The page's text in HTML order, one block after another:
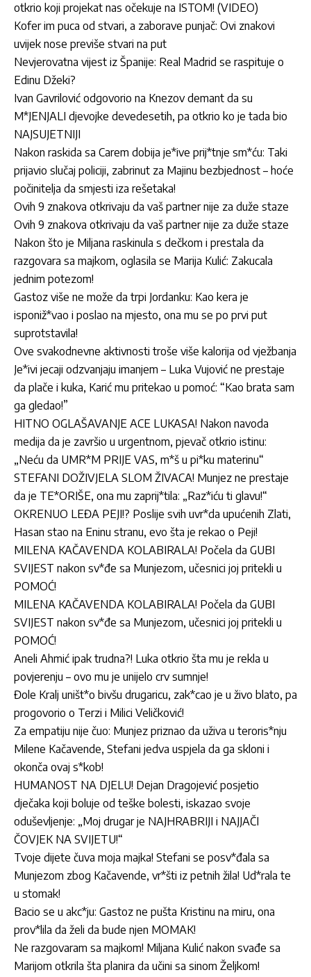
otkrio koji projekat nas očekuje na ISTOM! (VIDEO)
Kofer im puca od stvari, a zaborave punjač: Ovi znakovi
uvijek nose previše stvari na put
Nevjerovatna vijest iz Španije: Real Madrid se raspituje o
Edinu Džeki?
Ivan Gavrilović odgovorio na Knezov demant da su
M*JENJALI djevojke devedesetih, pa otkrio ko je tada bio
NAJSUJETNIJI
Nakon raskida sa Carem dobija je*ive prij*tnje sm*ću: Taki
prijavio slučaj policiji, zabrinut za Majinu bezbjednost – hoće
počinitelja da smjesti iza rešetaka!
Ovih 9 znakova otkrivaju da vaš partner nije za duže staze
Ovih 9 znakova otkrivaju da vaš partner nije za duže staze
Nakon što je Miljana raskinula s dečkom i prestala da
razgovara sa majkom, oglasila se Marija Kulić: Zakucala
jednim potezom!
Gastoz više ne može da trpi Jordanku: Kao kera je
isponiž*vao i poslao na mjesto, ona mu se po prvi put
suprotstavila!
Ove svakodnevne aktivnosti troše više kalorija od vježbanja
Je*ivi jecaji odzvanjaju imanjem – Luka Vujović ne prestaje
da plače i kuka, Karić mu pritekao u pomoć: “Kao brata sam
ga gledao!”
HITNO OGLAŠAVANJE ACE LUKASA! Nakon navoda
medija da je završio u urgentnom, pjevač otkrio istinu:
„Neću da UMR*M PRIJE VAS, m*š u pi*ku materinu“
STEFANI DOŽIVJELA SLOM ŽIVACA! Munjez ne prestaje
da je TE*ORIŠE, ona mu zaprij*tila: „Raz*iću ti glavu!“
OKRENUO LEĐA PEJI!? Poslije svih uvr*da upućenih Zlati,
Hasan stao na Eninu stranu, evo šta je rekao o Peji!
MILENA KAČAVENDA KOLABIRALA! Počela da GUBI
SVIJEST nakon sv*đe sa Munjezom, učesnici joj pritekli u
POMOĆ!
MILENA KAČAVENDA KOLABIRALA! Počela da GUBI
SVIJEST nakon sv*đe sa Munjezom, učesnici joj pritekli u
POMOĆ!
Aneli Ahmić ipak trudna?! Luka otkrio šta mu je rekla u
povjerenju – ovo mu je unijelo crv sumnje!
Đole Kralj uništ*o bivšu drugaricu, zak*cao je u živo blato, pa
progovorio o Terzi i Milici Veličković!
Za empatiju nije čuo: Munjez priznao da uživa u teroris*nju
Milene Kačavende, Stefani jedva uspjela da ga skloni i
okonča ovaj s*kob!
HUMANOST NA DJELU! Dejan Dragojević posjetio
dječaka koji boluje od teške bolesti, iskazao svoje
oduševljenje: „Moj drugar je NAJHRABRIJI i NAJJAČI
ČOVJEK NA SVIJETU!“
Tvoje dijete čuva moja majka! Stefani se posv*đala sa
Munjezom zbog Kačavende, vr*šti iz petnih žila! Ud*rala te
u stomak!
Bacio se u akc*ju: Gastoz ne pušta Kristinu na miru, ona
prov*lila da želi da bude njen MOMAK!
Ne razgovaram sa majkom! Miljana Kulić nakon svađe sa
Marijom otkrila šta planira da učini sa sinom Željkom!